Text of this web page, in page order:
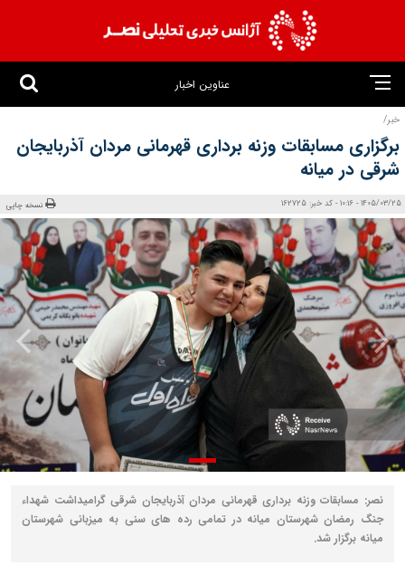
عناوین اخبار
خبر/
برگزاری مسابقات وزنه برداری قهرمانی مردان آذربایجان
شرقی در میانه
1405/03/25 - 10:16 - کد خبر: 162725 نسخه چاپی
نصر: مسابقات وزنه برداری قهرمانی مردان آذربایجان شرقی گرامیداشت شهداء
جنگ رمضان شهرستان میانه در تمامی رده های سنی به میزبانی شهرستان
میانه برگزار شد.